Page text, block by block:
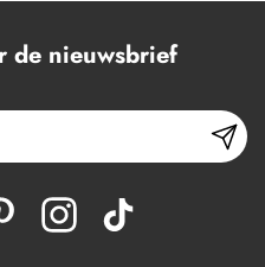
de nieuwsbrief